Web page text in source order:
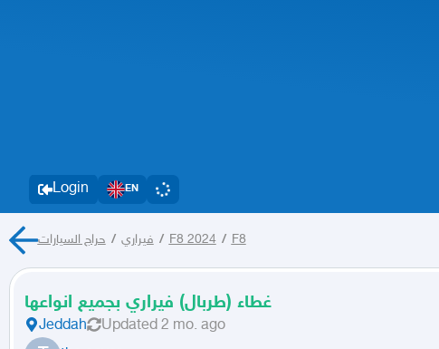
Login EN
فيراري / حراج السيارات / F8 2024 / F8
غطاء (طربال) فيراري بجميع انواعها
Jeddah Updated 2 mo. ago